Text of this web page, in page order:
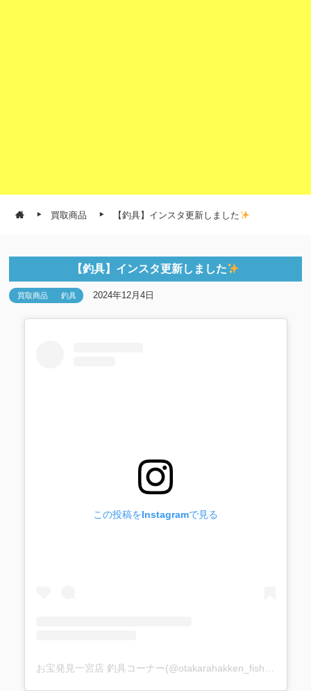
買取商品 【釣具】インスタ更新しました
【釣具】インスタ更新しました
買取商品 釣具 2024年12月4日
この投稿をInstagramで見る